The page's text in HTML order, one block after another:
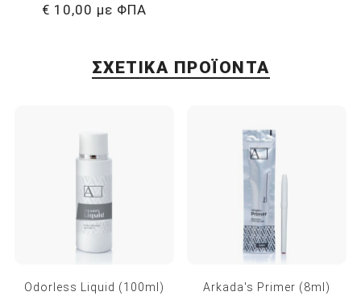
€ 10,00 με ΦΠΑ
ΣΧΕΤΙΚΆ ΠΡΟΪΌΝΤΑ
Odorless Liquid (100ml) Arkada's Primer (8ml)